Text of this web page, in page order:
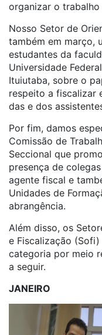
organizar o
Nosso Setor de
também em março,
estudantes da
Universidade
Ituiutaba, sobre o
respeito a fiscalizar
das e dos
Por fim, damos
Comissão de
Seccional que
presença de
agente fiscal e
Unidades de
abrangência.
Além disso, os
e Fiscalização
categoria por meio
a seguir.
JANEIRO